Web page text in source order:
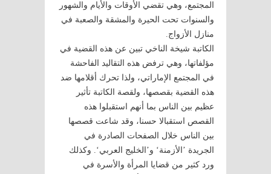
المجتمع، وهي تقضي الأوقات والأيام والشهور
والسنوات تحت الحيرة والمشقة والصعبة في
منازل الأزواج.
الكاتبة شيخة الناخي تبين عن هذه القضية في
مؤلفاتها، وهي ترفض هذه التقاليد الفاحشة
في المجتمع الإماراتي، ولذا تحرك أقلامها ضد
هذه القضية بقصصها، ولقصة الكاتبة تأثير
عظيم بين الناس بما أنهم استقبلوا هذه
القصص استقبالا حسنا، وقد شاعت قصصها
بين الناس خلال الصفحات الصادرة في
الجريدة ’الأزمنة‘ و’الخليج العربي‘. وكذلك
ورد كثير من قضايا المرأة والأسرة في